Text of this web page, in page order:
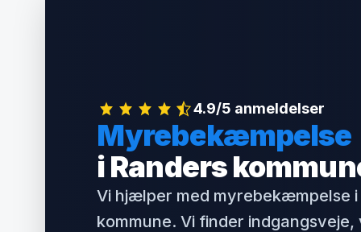
4.9/5 anmeldelser
Myrebekæmpelse
i Randers
Vi hjælper med myrebekæmpelse i
kommune. Vi finder